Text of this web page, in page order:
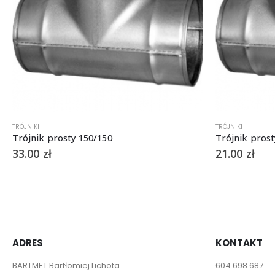
TRÓJNIKI
Trójnik prosty 150/150
33.00 zł
TRÓJNIKI
Trójnik
21.00 zł
ADRES
BARTMET Bartłomiej Lichota
KONTAKT
604 698 687